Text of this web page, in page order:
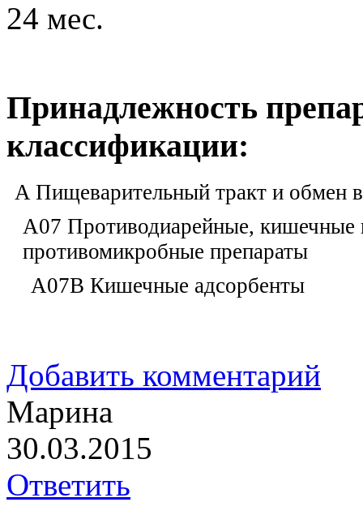
24 мес.
Принадлежность
классификации:
A Пищеварительный тракт и обмен
A07 Противодиарейные, кишечные
противомикробные препараты
A07B Кишечные адсорбенты
Добавить комментарий
Марина
30.03.2015
Ответить